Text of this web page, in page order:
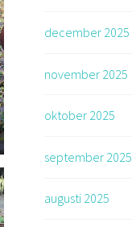
december 2025
november 2025
oktober 2025
september 2025
augusti 2025